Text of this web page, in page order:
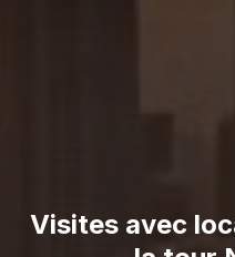
Visites avec